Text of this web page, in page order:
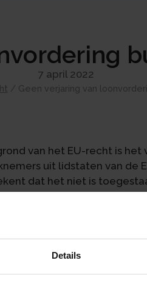
Details
7 april 2022
/ Geen verjaring van
van het EU-recht is
uit lidstaten van de
dat het niet is
te betalen dan
dat werknemers een
wordt geboden om hun
mogen een redelijke
of onmogelijk wordt